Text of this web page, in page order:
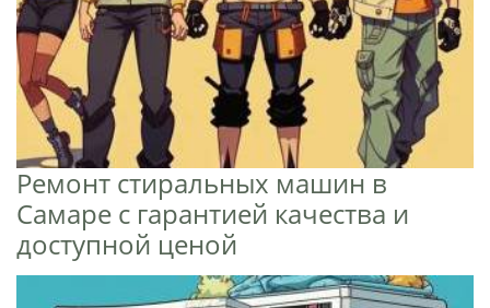
Ремонт стиральных машин в
Самаре с гарантией качества и
доступной ценой